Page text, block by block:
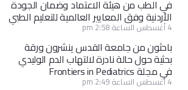
في الطب من هيئة الاعتماد وضمان الجودة
الأردنية وفق المعايير العالمية للتعليم الطبي
4 أغسطس الساعة 2:58 pm
باحثون من جامعة القدس ينشرون ورقة
بحثية حول حالة نادرة لالتهاب الدم الوليدي
في مجلة Frontiers in Pediatrics
4 أغسطس الساعة 2:49 pm